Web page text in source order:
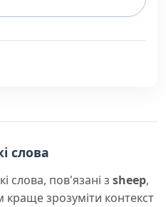
слова
слова, пов'язані з sheep,
зрозуміти контекст